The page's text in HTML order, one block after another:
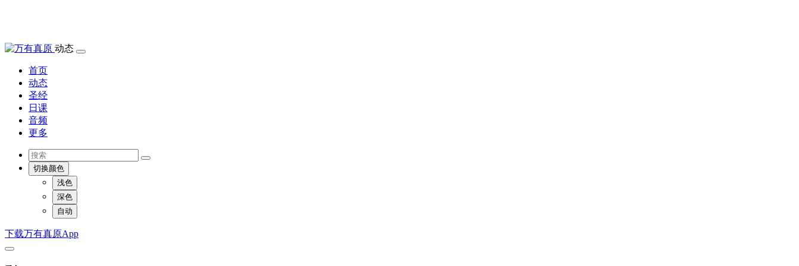
动态
首页
动态
圣经
日课
音频
更多
切换颜色
浅色
深色
自动
下载万有真原App